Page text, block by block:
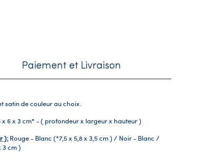
Paiement et Livraison
satin de couleur au choix.
x 6 x 3 cm* - ( profondeur x largeur x hauteur )
): Rouge - Blanc (*7,5 x 5,8 x 3,5 cm ) / Noir - Blanc /
3 cm )